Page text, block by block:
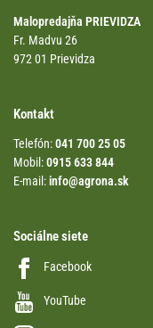
Malopredajňa PRIEVIDZA
Fr. Madvu 26
972 01 Prievidza
Kontakt
Telefón:041 700 25 05
Mobil:0915 633 844
E-mail:info@agrona.sk
Sociálne siete
Facebook
YouTube